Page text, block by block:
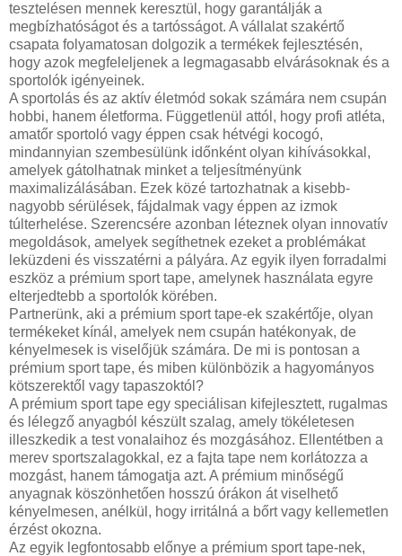
tesztelésen mennek keresztül, hogy garantálják a
megbízhatóságot és a tartósságot. A vállalat szakértő
csapata folyamatosan dolgozik a termékek fejlesztésén,
hogy azok megfeleljenek a legmagasabb elvárásoknak és a
sportolók igényeinek.
A sportolás és az aktív életmód sokak számára nem csupán
hobbi, hanem életforma. Függetlenül attól, hogy profi atléta,
amatőr sportoló vagy éppen csak hétvégi kocogó,
mindannyian szembesülünk időnként olyan kihívásokkal,
amelyek gátolhatnak minket a teljesítményünk
maximalizálásában. Ezek közé tartozhatnak a kisebb-
nagyobb sérülések, fájdalmak vagy éppen az izmok
túlterhelése. Szerencsére azonban léteznek olyan innovatív
megoldások, amelyek segíthetnek ezeket a problémákat
leküzdeni és visszatérni a pályára. Az egyik ilyen forradalmi
eszköz a prémium sport tape, amelynek használata egyre
elterjedtebb a sportolók körében.
Partnerünk, aki a prémium sport tape-ek szakértője, olyan
termékeket kínál, amelyek nem csupán hatékonyak, de
kényelmesek is viselőjük számára. De mi is pontosan a
prémium sport tape, és miben különbözik a hagyományos
kötszerektől vagy tapaszoktól?
A prémium sport tape egy speciálisan kifejlesztett, rugalmas
és lélegző anyagból készült szalag, amely tökéletesen
illeszkedik a test vonalaihoz és mozgásához. Ellentétben a
merev sportszalagokkal, ez a fajta tape nem korlátozza a
mozgást, hanem támogatja azt. A prémium minőségű
anyagnak köszönhetően hosszú órákon át viselhető
kényelmesen, anélkül, hogy irritálná a bőrt vagy kellemetlen
érzést okozna.
Az egyik legfontosabb előnye a prémium sport tape-nek,